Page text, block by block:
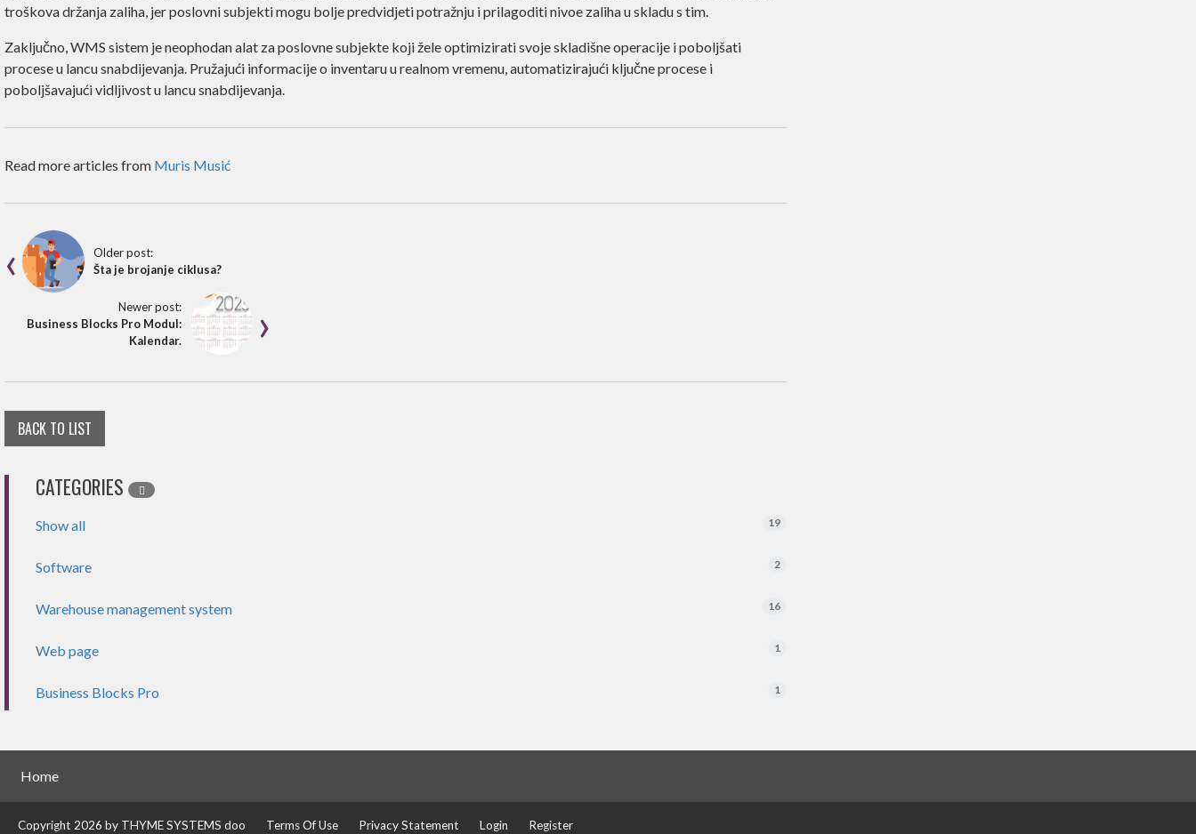
troškova držanja zaliha, jer poslovni subjekti mogu bolje predvidjeti potražnju i prilagoditi nivoe zaliha u skladu s tim.
Zaključno, WMS sistem je neophodan alat za poslovne subjekte koji žele optimizirati svoje skladišne operacije i poboljšati
procese u lancu snabdijevanja. Pružajući informacije o inventaru u realnom vremenu, automatizirajući ključne procese i
poboljšavajući vidljivost u lancu snabdijevanja.
Read more articles from Muris Musić
Older post:
Šta je brojanje ciklusa?
Newer post:
Business Blocks Pro Modul:
Kalendar.
BACK TO LIST
CATEGORIES
Show all 19
Software 2
Warehouse management system 16
Web page 1
Business Blocks Pro 1
Home
Copyright 2026 by THYME SYSTEMS doo Terms Of Use Privacy Statement Login Register